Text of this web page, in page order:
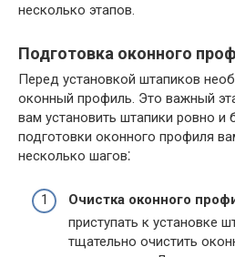
несколько этапов.
Подготовка оконного
Перед установкой штапиков
оконный профиль. Это важный
вам установить штапики ровно и
подготовки оконного профиля
несколько шагов⁚
Очистка оконного
приступать к установке
тщательно очистить